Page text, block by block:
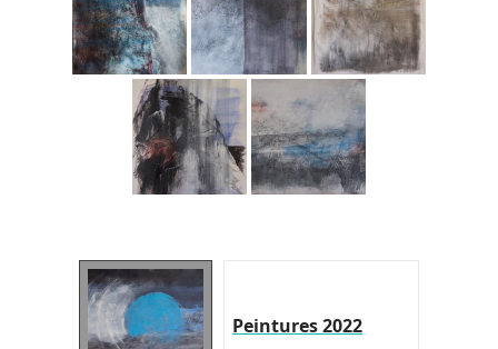
Peintures 2022